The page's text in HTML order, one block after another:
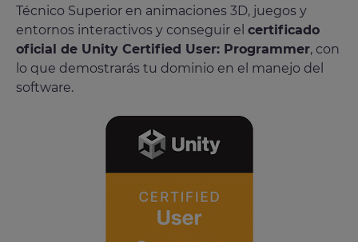
Técnico Superior en animaciones 3D, juegos y
entornos interactivos y conseguir el certificado
oficial de Unity Certified User: Programmer, con
lo que demostrarás tu dominio en el manejo del
software.